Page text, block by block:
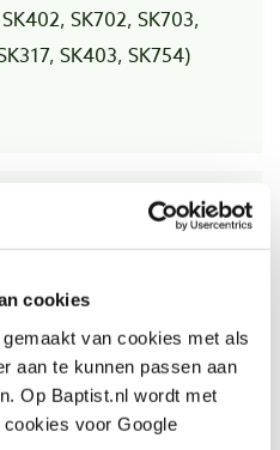
cookies
van cookies met als
aan te kunnen passen aan
Op Baptist.nl wordt met
voor Google
SK702, SK703,
SK403, SK754)